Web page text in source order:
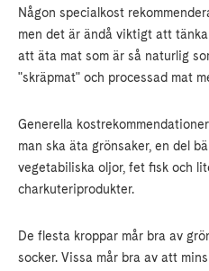
Någon specialkost
men det är ändå viktigt att
att äta mat som är så naturlig
"skräpmat" och processad mat
Generella
man ska äta grönsaker, en del
vegetabiliska oljor, fet fisk och
charkuteriprodukter.
De flesta kroppar mår bra av
socker. Vissa mår bra av att